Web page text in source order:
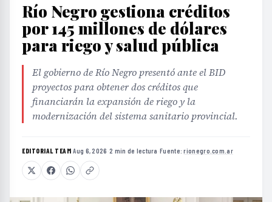
Río Negro gestiona créditos
por 145 millones de dólares
para riego y salud pública
El gobierno de Río Negro presentó ante el BID
proyectos para obtener dos créditos que
financiarán la expansión de riego y la
modernización del sistema sanitario provincial.
EDITORIAL TEAM·Aug 6, 2026 ·2 min de lectura ·Fuente:rionegro.com.ar